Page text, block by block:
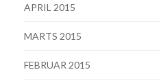
APRIL 2015
MARTS 2015
FEBRUAR 2015